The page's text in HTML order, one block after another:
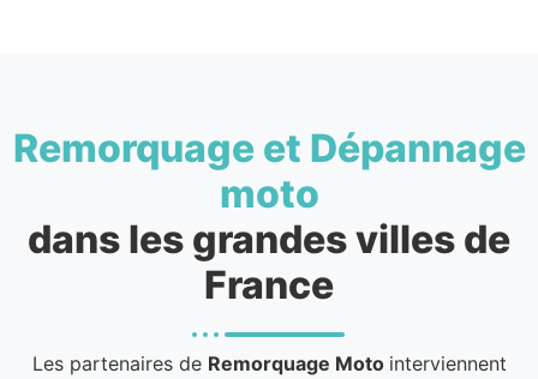
Remorquage et Dépannage
moto
dans les grandes villes de
France
Les partenaires de Remorquage Moto interviennent